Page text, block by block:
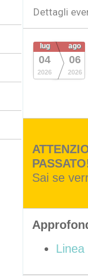
Dettagli
lug
04
2026
ago
06
2026
Sai se